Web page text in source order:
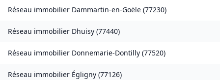
Réseau immobilier Dammartin-en-Goële (77230)
Réseau immobilier Dhuisy (77440)
Réseau immobilier Donnemarie-Dontilly (77520)
Réseau immobilier Égligny (77126)